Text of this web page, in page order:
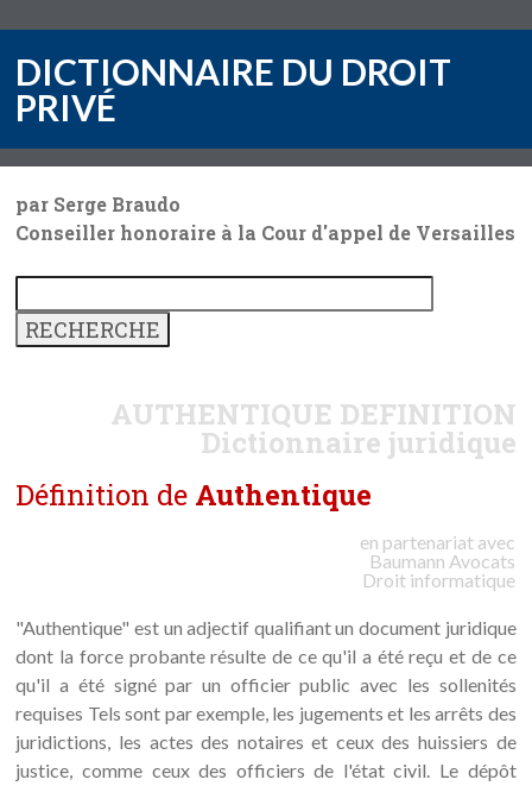
DICTIONNAIRE DU DROIT
PRIVÉ
par Serge Braudo
Conseiller honoraire à la Cour d'appel de Versailles
AUTHENTIQUE DEFINITION
Dictionnaire juridique
Définition de Authentique
en partenariat avec
Baumann Avocats
Droit informatique
"Authentique" est un adjectif qualifiant un document juridique
dont la force probante résulte de ce qu'il a été reçu et de ce
qu'il a été signé par un officier public avec les sollenités
requises Tels sont par exemple, les jugements et les arrêts des
juridictions, les actes des notaires et ceux des huissiers de
justice, comme ceux des officiers de l'état civil. Le dépôt